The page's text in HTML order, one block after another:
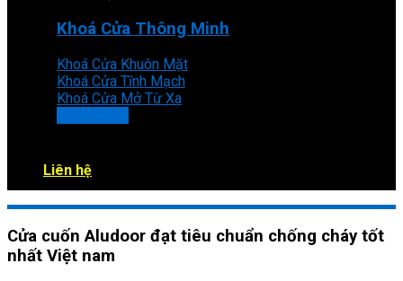
Khoá Cửa Thông Minh
Khoá Cửa Khuôn Mặt
Khoá Cửa Tĩnh Mạch
Khoá Cửa Mở Từ Xa
Liên hệ
Cửa cuốn Aludoor đạt tiêu chuẩn chống cháy tốt
nhất Việt nam